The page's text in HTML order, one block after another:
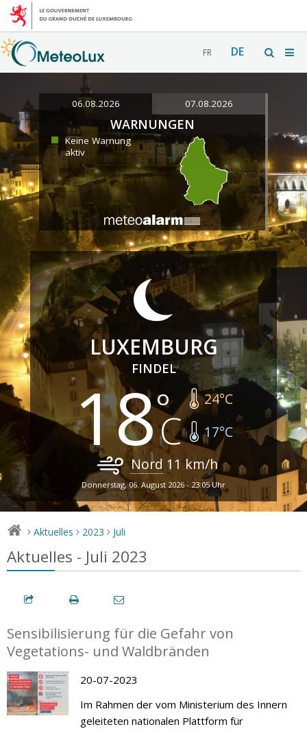
FR DE
06.08.2026 07.08.2026
WARNUNGEN
Keine Warnung
aktiv
LUXEMBURG
FINDEL
18 24°C
17°C
Nord 11km/h
Donnerstag, 06. August 2026 - 23:05 Uhr
> Aktuelles > 2023 > Juli
Aktuelles - Juli 2023
Sensibilisierung für die Gefahr von
Vegetations- und Waldbränden
20-07-2023
Im Rahmen der vom Ministerium des Innern
geleiteten nationalen Plattform für